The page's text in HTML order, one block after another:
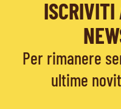
Per rimanere
ultime